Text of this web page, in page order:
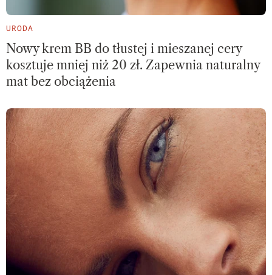
URODA
Nowy krem BB do tłustej i mieszanej cery
kosztuje mniej niż 20 zł. Zapewnia naturalny
mat bez obciążenia